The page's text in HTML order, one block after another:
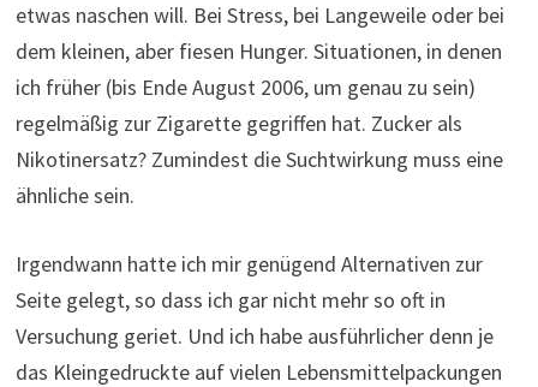
etwas naschen will. Bei Stress, bei Langeweile oder bei
dem kleinen, aber fiesen Hunger. Situationen, in denen
ich früher (bis Ende August 2006, um genau zu sein)
regelmäßig zur Zigarette gegriffen hat. Zucker als
Nikotinersatz? Zumindest die Suchtwirkung muss eine
ähnliche sein.
Irgendwann hatte ich mir genügend Alternativen zur
Seite gelegt, so dass ich gar nicht mehr so oft in
Versuchung geriet. Und ich habe ausführlicher denn je
das Kleingedruckte auf vielen Lebensmittelpackungen